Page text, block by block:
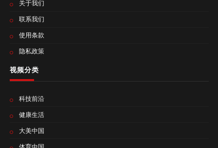
关于我们
联系我们
使用条款
隐私政策
视频分类
科技前沿
健康生活
大美中国
体育中国